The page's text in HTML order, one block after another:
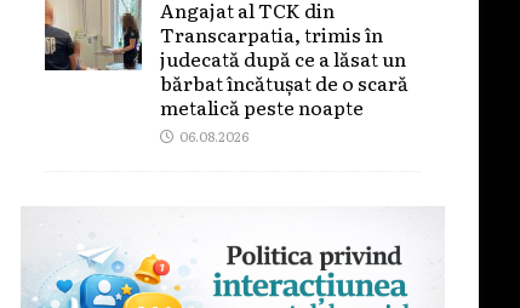
Angajat al TCK din
Transcarpatia, trimis în
judecată după ce a lăsat un
bărbat încătușat de o scară
metalică peste noapte
06.08.2026